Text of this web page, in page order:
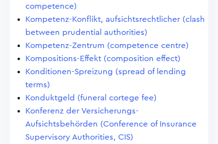
competence)
Kompetenz-Konflikt, aufsichtsrechtlicher (clash
between prudential authorities)
Kompetenz-Zentrum (competence centre)
Kompositions-Effekt (composition effect)
Konditionen-Spreizung (spread of lending
terms)
Konduktgeld (funeral cortege fee)
Konferenz der Versicherungs-
Aufsichtsbehörden (Conference of Insurance
Supervisory Authorities, CIS)